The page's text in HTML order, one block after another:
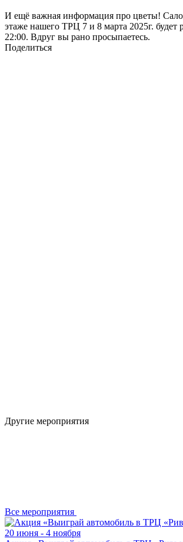
И ещё важная информация про цветы!
этаже нашего ТРЦ 7 и 8 марта 2025г. будет
22:00. Вдруг вы рано просыпаетесь.
Поделиться
Другие мероприятия
Все мероприятия
20 июня - 4 ноября